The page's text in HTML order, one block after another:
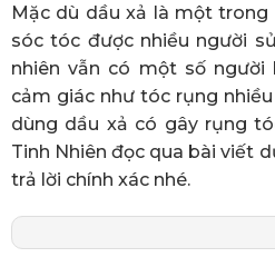
Mặc dù dầu xả là một
sóc tóc được nhiều người
nhiên vẫn có một số
cảm giác như tóc rụng
dùng dầu xả có gây rụng
Tinh Nhiên đọc qua bài viết
trả lời chính xác nhé.